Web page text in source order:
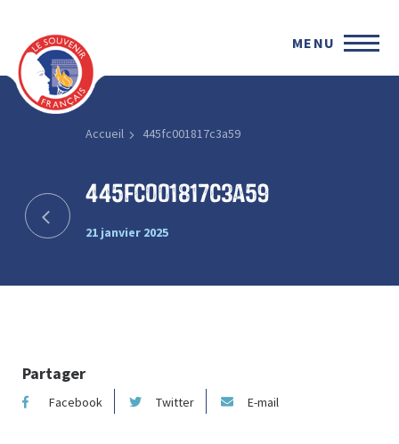
MENU
Accueil 445fc001817c3a59
445fc001817c3a59
21 janvier 2025
Partager
Facebook Twitter E-mail